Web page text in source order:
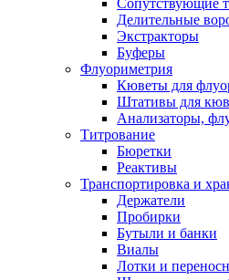
Сопутствующие
Делительные
Экстракторы
Буферы
Флуориметрия
Кюветы для
Штативы для
Анализаторы,
Титрование
Бюретки
Реактивы
Транспортировка и
Держатели
Пробирки
Бутыли и банки
Виалы
Лотки и